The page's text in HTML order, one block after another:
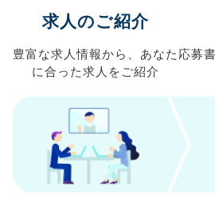
求人のご紹介
豊富な求人情報から、 あなた
に合った求人を ご紹介
応募